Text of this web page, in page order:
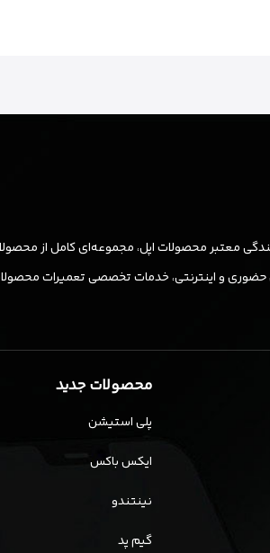
معتبر محصولات اپل، مجموعه‌ای کامل از
و اینترنتی، خدمات تخصصی تعمیرات محصولات
محصولات جدید
پلی استیشن
ایکس باکس
نینتندو
گیم پد